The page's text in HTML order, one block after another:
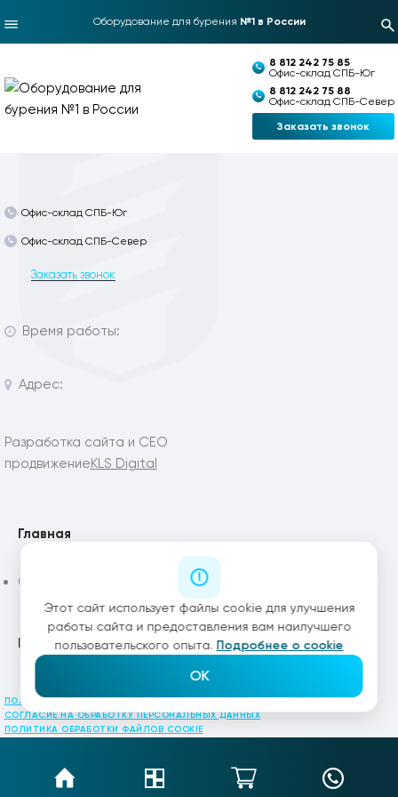
Оборудование для бурения №1 в России
8 812 242 75 85
Офис-склад СПБ-Юг
8 812 242 75 88
Офис-склад СПБ-Север
Заказать звонок
Офис-склад СПБ-Юг
Офис-склад СПБ-Север
Заказать звонок
Время работы:
Адрес:
Разработка сайта и СЕО
продвижениеKLS Digital
Главная
Статьи
Каталог
ПОЛИТИКА КОНФИДЕНЦИАЛЬНОСТИ
СОГЛАСИЕ НА ОБРАБОТКУ ПЕРСОНАЛЬНЫХ ДАННЫХ
ПОЛИТИКА ОБРАБОТКИ ФАЙЛОВ COOKIE
Этот сайт использует файлы cookie для улучшения
работы сайта и предоставления вам наилучшего
пользовательского опыта. Подробнее о cookie
OK